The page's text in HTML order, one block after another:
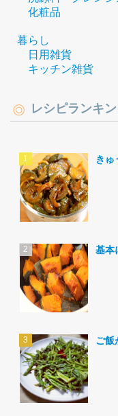
化粧品
暮らし
日用雑貨
キッチン雑貨
レシピランキ
きゅ
基本
ご飯